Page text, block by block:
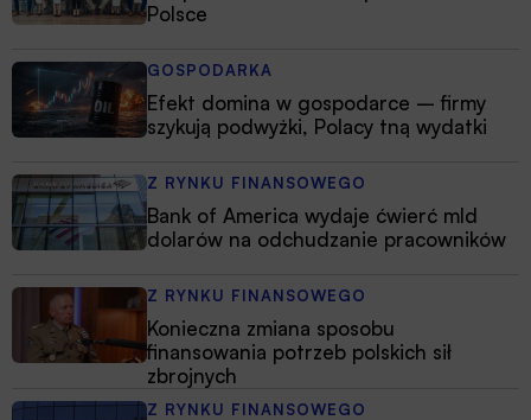
Polsce
GOSPODARKA
Efekt domina w gospodarce – firmy
szykują podwyżki, Polacy tną wydatki
Z RYNKU FINANSOWEGO
Bank of America wydaje ćwierć mld
dolarów na odchudzanie pracowników
Z RYNKU FINANSOWEGO
Konieczna zmiana sposobu
finansowania potrzeb polskich sił
zbrojnych
Z RYNKU FINANSOWEGO